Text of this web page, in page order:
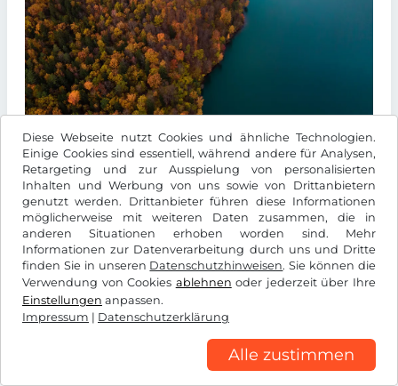
Diese Webseite nutzt Cookies und ähnliche Technologien.
Einige Cookies sind essentiell, während andere für Analysen,
Retargeting und zur Ausspielung von personalisierten
Inhalten und Werbung von uns sowie von Drittanbietern
genutzt werden. Drittanbieter führen diese Informationen
möglicherweise mit weiteren Daten zusammen, die in
anderen Situationen erhoben worden sind. Mehr
Informationen zur Datenverarbeitung durch uns und Dritte
finden Sie in unseren Datenschutzhinweisen. Sie können die
Verwendung von Cookies ablehnen oder jederzeit über Ihre
Einstellungen anpassen.
Impressum | Datenschutzerklärung
Alle zustimmen
Litauen kombiniert unberührte
Naturschönheiten mit reicher Geschichte und
garantiert so individuelle Abenteuer für jeden
Aktivurlauber.
Abenteuer in Litauen